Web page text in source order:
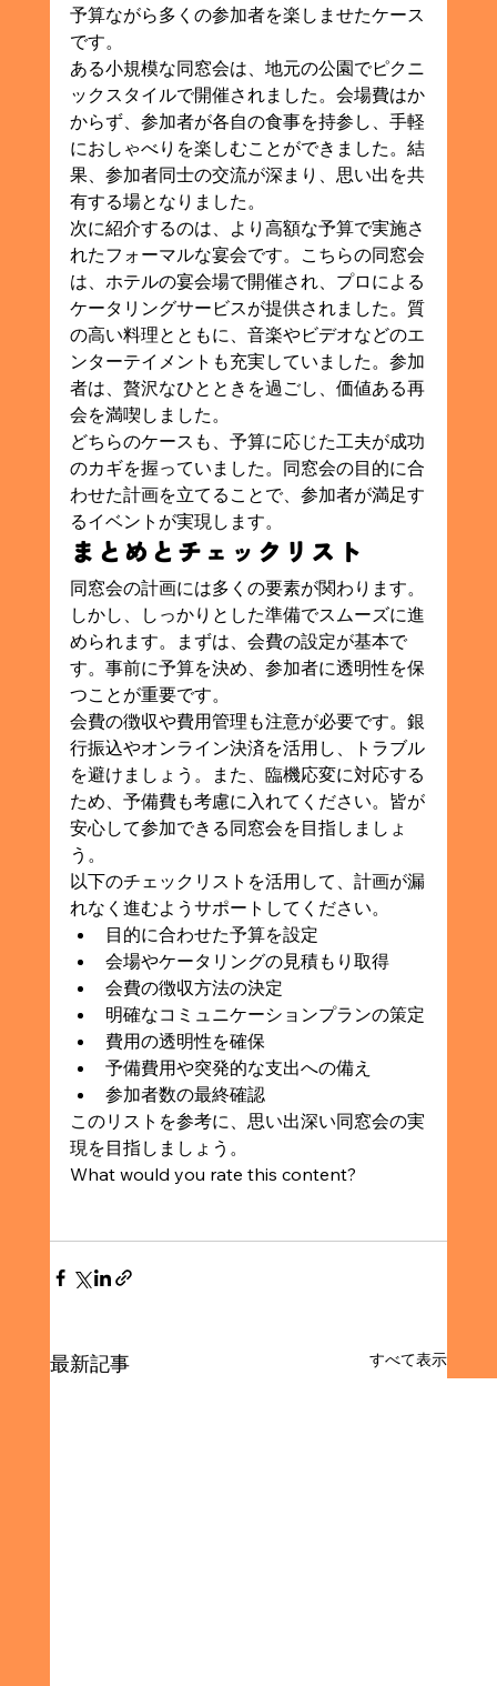
予算ながら多くの参加者を楽しませたケース
です。
ある小規模な同窓会は、地元の公園でピクニ
ックスタイルで開催されました。会場費はか
からず、参加者が各自の食事を持参し、手軽
におしゃべりを楽しむことができました。結
果、参加者同士の交流が深まり、思い出を共
有する場となりました。
次に紹介するのは、より高額な予算で実施さ
れたフォーマルな宴会です。こちらの同窓会
は、ホテルの宴会場で開催され、プロによる
ケータリングサービスが提供されました。質
の高い料理とともに、音楽やビデオなどのエ
ンターテイメントも充実していました。参加
者は、贅沢なひとときを過ごし、価値ある再
会を満喫しました。
どちらのケースも、予算に応じた工夫が成功
のカギを握っていました。同窓会の目的に合
わせた計画を立てることで、参加者が満足す
るイベントが実現します。
まとめとチェックリスト
同窓会の計画には多くの要素が関わります。
しかし、しっかりとした準備でスムーズに進
められます。まずは、会費の設定が基本で
す。事前に予算を決め、参加者に透明性を保
つことが重要です。
会費の徴収や費用管理も注意が必要です。銀
行振込やオンライン決済を活用し、トラブル
を避けましょう。また、臨機応変に対応する
ため、予備費も考慮に入れてください。皆が
安心して参加できる同窓会を目指しましょ
う。
以下のチェックリストを活用して、計画が漏
れなく進むようサポートしてください。
目的に合わせた予算を設定
会場やケータリングの見積もり取得
会費の徴収方法の決定
明確なコミュニケーションプランの策定
費用の透明性を確保
予備費用や突発的な支出への備え
参加者数の最終確認
このリストを参考に、思い出深い同窓会の実
現を目指しましょう。
What would you rate this content?
最新記事 すべて表示